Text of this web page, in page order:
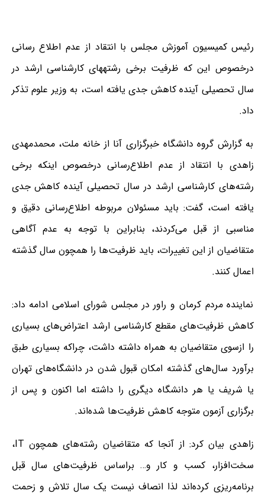
رئیس کمیسیون آموزش مجلس با انتقاد از عدم اطلاع رسانی
درخصوص این که ظرفیت برخی رشتههای کارشناسی ارشد در
سال تحصیلی آینده کاهش جدی یافته است، به وزیر علوم تذکر
داد.
به گزارش گروه دانشگاه خبرگزاری آنا از خانه ملت، محمدمهدی
زاهدی با انتقاد از عدم اطلاع‌رسانی درخصوص اینکه برخی
رشته‌های کارشناسی ارشد در سال تحصیلی آینده کاهش جدی
یافته است، گفت: باید مسئولان مربوطه اطلاع‌رسانی دقیق و
مناسبی از قبل می‌کردند، بنابراین با توجه به عدم آگاهی
متقاضیان از این تغییرات، باید ظرفیت‌ها را همچون سال گذشته
اعمال کنند.
نماینده مردم کرمان و راور در مجلس شورای اسلامی ادامه داد:
کاهش ظرفیت‌های مقطع کارشناسی ارشد اعتراض‌های بسیاری
را ازسوی متقاضیان به همراه داشته داشت، چراکه بسیاری طبق
برآورد سال‌های گذشته امکان قبول شدن در دانشگاه‌های تهران
یا شریف یا هر دانشگاه دیگری را داشته اما اکنون و پس از
برگزاری آزمون متوجه کاهش ظرفیت‌ها شده‌اند.
زاهدی بیان کرد: از آنجا که متقاضیان رشته‌های همچون IT،
سخت‌افزار، کسب و کار و… براساس ظرفیت‌های سال قبل
برنامه‌ریزی کرده‌اند لذا انصاف نیست یک سال تلاش و زحمت